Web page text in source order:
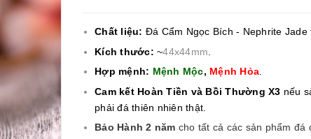
Chất liệu: Đá Cẩm Ngọc Bích - Nephrite Jade
Kích thước: ~44x44mm
Hợp mệnh: Mệnh Mộc, Mệnh Hỏa
Cam kết Hoàn Tiền và Bồi Thường X3 nếu
phải đá thiên nhiên thật.
Bảo Hành 2 năm cho tất cả các sản phẩm đá